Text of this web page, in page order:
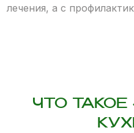
лечения, а с
ЧТО